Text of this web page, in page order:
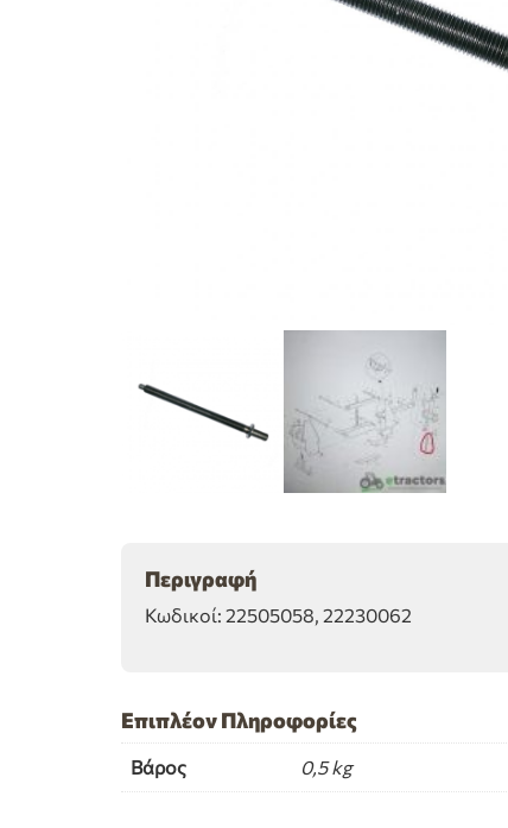
Περιγραφή
Κωδικοί: 22505058, 22230062
Επιπλέον Πληροφορίες
Βάρος 0,5 kg